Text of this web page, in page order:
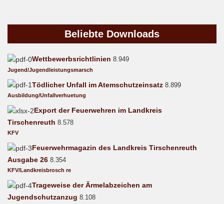
Beliebte Downloads
Wettbewerbsrichtlinien 8.949
Jugend/Jugendleistungsmarsch
Tödlicher Unfall im Atemschutzeinsatz 8.899
Ausbildung/Unfallverhuetung
Export der Feuerwehren im Landkreis
Tirschenreuth 8.578
KFV
Feuerwehrmagazin des Landkreis Tirschenreuth
Ausgabe 26 8.354
KFV/Landkreisbrosch re
Trageweise der Ärmelabzeichen am
Jugendschutzanzug 8.108